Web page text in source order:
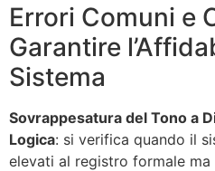
Errori Comuni e
Garantire
Sistema
Sovrappesatura del Tono a
Logica: si verifica quando il
elevati al registro formale